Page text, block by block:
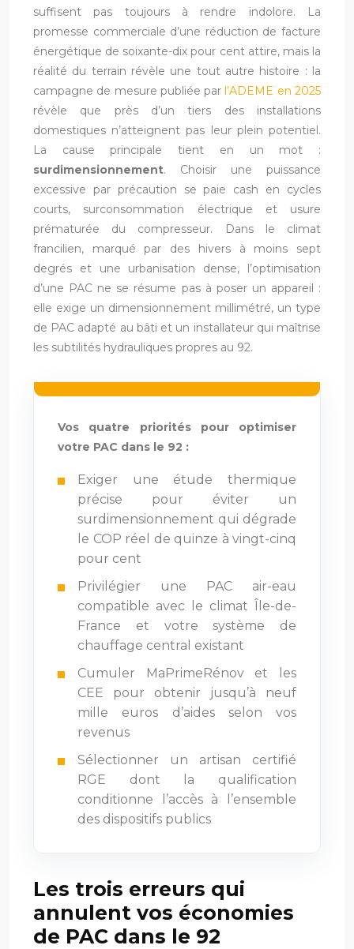
suffisent pas toujours à rendre indolore. La
promesse commerciale d’une réduction de facture
énergétique de soixante-dix pour cent attire, mais la
réalité du terrain révèle une tout autre histoire : la
campagne de mesure publiée parl’ADEME en 2025
révèle que près d’un tiers des installations
domestiques n’atteignent pas leur plein potentiel.
La cause principale tient en un mot :
surdimensionnement. Choisir une puissance
excessive par précaution se paie cash en cycles
courts, surconsommation électrique et usure
prématurée du compresseur. Dans le climat
francilien, marqué par des hivers à moins sept
degrés et une urbanisation dense, l’optimisation
d’une PAC ne se résume pas à poser un appareil :
elle exige un dimensionnement millimétré, un type
de PAC adapté au bâti et un installateur qui maîtrise
les subtilités hydrauliques propres au 92.
Vos quatre priorités pour optimiser
votre PAC dans le 92 :
Exiger une étude thermique
précise pour éviter un
surdimensionnement qui dégrade
le COP réel de quinze à vingt-cinq
pour cent
Privilégier une PAC air-eau
compatible avec le climat Île-de-
France et votre système de
chauffage central existant
Cumuler MaPrimeRénov et les
CEE pour obtenir jusqu’à neuf
mille euros d’aides selon vos
revenus
Sélectionner un artisan certifié
RGE dont la qualification
conditionne l’accès à l’ensemble
des dispositifs publics
Les trois erreurs qui
annulent vos économies
de PAC dans le 92